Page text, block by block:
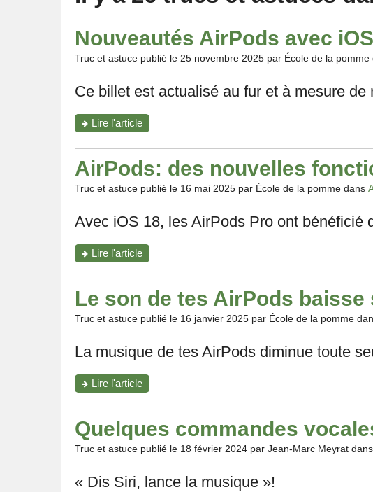
Nouveautés AirPods avec
Truc et astuce publié le 25 novembre 2025 par École de la pomme
Ce billet est actualisé au fur et à mesure
Lire l'article"Nouveautés
AirPods
avec
iOS
26"
AirPods: des nouvelles
Truc et astuce publié le 16 mai 2025 par École de la pomme dans
Avec iOS 18, les AirPods Pro ont bénéficié
Lire l'article"AirPods:
des
nouvelles
fonctionnalités
découvrir"
Le son de tes AirPods
Truc et astuce publié le 16 janvier 2025 par École de la pomme
La musique de tes AirPods diminue toute
Lire l'article"Le
son
de
AirPods
baisse
sans
Désactive
Quelques commandes
Truc et astuce publié le 18 février 2024 par Jean-Marc Meyrat dans
« Dis Siri, lance la musique »!